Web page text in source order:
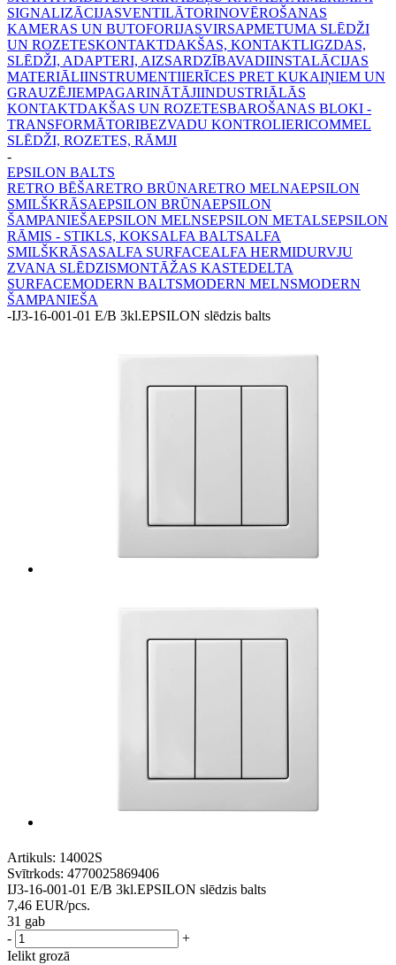
SIGNALIZĀCIJASVENTILĀTORINOVĒROŠANAS
KAMERAS UN BUTOFORIJASVIRSAPMETUMA SLĒDŽI
UN ROZETESKONTAKTDAKŠAS, KONTAKTLIGZDAS,
SLĒDŽI, ADAPTERI, AIZSARDZĪBAVADIINSTALĀCIJAS
MATERIĀLIINSTRUMENTIIERĪCES PRET KUKAIŅIEM UN
GRAUZĒJIEMPAGARINĀTĀJIINDUSTRIĀLĀS
KONTAKTDAKŠAS UN ROZETESBAROŠANAS BLOKI -
TRANSFORMĀTORIBEZVADU KONTROLIERICOMMEL
SLĒDŽI, ROZETES, RĀMJI
-
EPSILON BALTS
RETRO BĒŠARETRO BRŪNARETRO MELNAEPSILON
SMILŠKRĀSAEPSILON BRŪNAEPSILON
ŠAMPANIEŠAEPSILON MELNSEPSILON METALSEPSILON
RĀMIS - STIKLS, KOKSALFA BALTSALFA
SMILŠKRĀSASALFA SURFACEALFA HERMIDURVJU
ZVANA SLĒDZISMONTĀŽAS KASTEDELTA
SURFACEMODERN BALTSMODERN MELNSMODERN
ŠAMPANIEŠA
-IJ3-16-001-01 E/B 3kl.EPSILON slēdzis balts
Artikuls: 14002S
Svītrkods: 4770025869406
IJ3-16-001-01 E/B 3kl.EPSILON slēdzis balts
7,46 EUR/pcs.
31 gab
-
+
Ielikt grozā